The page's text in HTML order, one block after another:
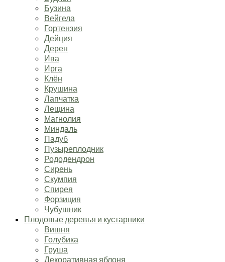
Бузина
Вейгела
Гортензия
Дейция
Дерен
Ива
Ирга
Клён
Крушина
Лапчатка
Лещина
Магнолия
Миндаль
Падуб
Пузыреплодник
Рододендрон
Сирень
Скумпия
Спирея
Форзиция
Чубушник
Плодовые деревья и кустарники
Вишня
Голубика
Груша
Декоративная яблоня